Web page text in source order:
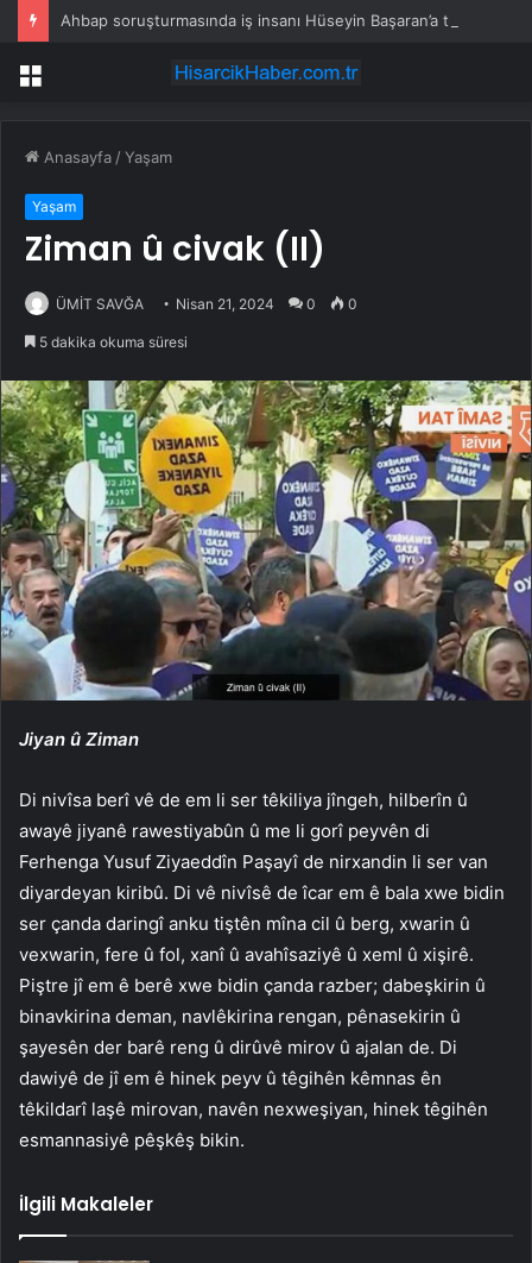
Menü
Anasayfa /Yaşam
Yaşam
Ziman û civak (II)
ÜMİT SAVĞA Nisan 21, 2024 0 0
5 dakika okuma süresi
Jiyan û Ziman
Di nivîsa berî vê de em li ser têkiliya jîngeh, hilberîn û
awayê jiyanê rawestiyabûn û me li gorî peyvên di
Ferhenga Yusuf Ziyaeddîn Paşayî de nirxandin li ser van
diyardeyan kiribû. Di vê nivîsê de îcar em ê bala xwe bidin
ser çanda daringî anku tiştên mîna cil û berg, xwarin û
vexwarin, fere û fol, xanî û avahîsaziyê û xeml û xişirê.
Piştre jî em ê berê xwe bidin çanda razber; dabeşkirin û
binavkirina deman, navlêkirina rengan, pênasekirin û
şayesên der barê reng û dirûvê mirov û ajalan de. Di
dawiyê de jî em ê hinek peyv û têgihên kêmnas ên
têkildarî laşê mirovan, navên nexweşiyan, hinek têgihên
esmannasiyê pêşkêş bikin.
İlgili Makaleler